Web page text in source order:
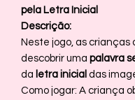
pela Letra Inicial
Descrição:
Neste jogo, as crianças
descobrir uma palavra
da letra inicial das
Como jogar: A criança